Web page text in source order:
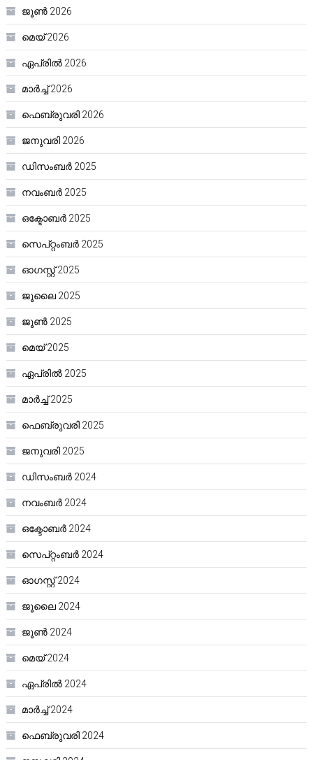
ജൂൺ 2026
മെയ്‌ 2026
ഏപ്രിൽ 2026
മാർച്ച്‌ 2026
ഫെബ്രുവരി 2026
ജനുവരി 2026
ഡിസംബർ 2025
നവംബർ 2025
ഒക്ടോബർ 2025
സെപ്റ്റംബർ 2025
ഓഗസ്റ്റ്‌ 2025
ജൂലൈ 2025
ജൂൺ 2025
മെയ്‌ 2025
ഏപ്രിൽ 2025
മാർച്ച്‌ 2025
ഫെബ്രുവരി 2025
ജനുവരി 2025
ഡിസംബർ 2024
നവംബർ 2024
ഒക്ടോബർ 2024
സെപ്റ്റംബർ 2024
ഓഗസ്റ്റ്‌ 2024
ജൂലൈ 2024
ജൂൺ 2024
മെയ്‌ 2024
ഏപ്രിൽ 2024
മാർച്ച്‌ 2024
ഫെബ്രുവരി 2024